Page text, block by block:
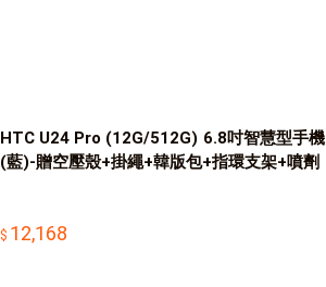
HTC U24 Pro (12G/512G) 6.8吋智慧型手機
(藍)-贈空壓殼+掛繩+韓版包+指環支架+噴劑
12,168